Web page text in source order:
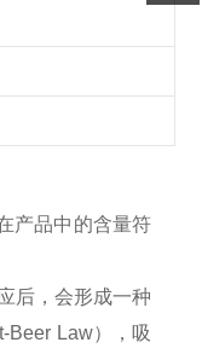
产品中的含量符
后，会形成一种
Beer Law），吸